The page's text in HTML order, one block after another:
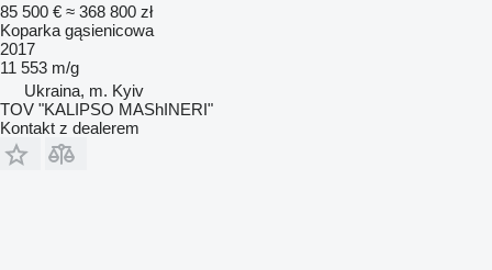
85 500 € ≈ 368 800 zł
Koparka gąsienicowa
2017
11 553 m/g
Ukraina, m. Kyiv
TOV "KALIPSO MAShINERI"
Kontakt z dealerem